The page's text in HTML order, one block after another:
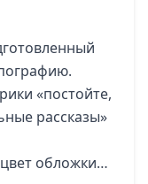
«постойте,
рассказы»
обложки…